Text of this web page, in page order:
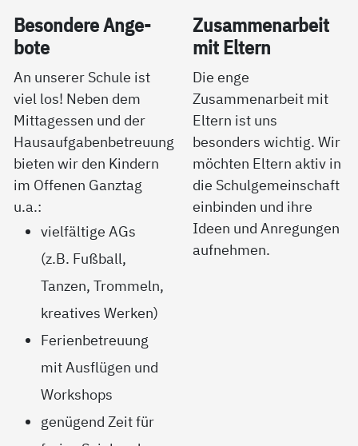
Be­son­de­re An­ge­
bo­te
An unserer Schule ist
viel los! Neben dem
Mittagessen und der
Hausaufgabenbetreuung
bieten wir den Kindern
im Offenen Ganztag
u.a.:
vielfältige AGs
(z.B. Fußball,
Tanzen, Trommeln,
kreatives Werken)
Ferienbetreuung
mit Ausflügen und
Workshops
genügend Zeit für
Zu­sam­men­ar­beit
mit El­tern
Die enge
Zusammenarbeit mit
Eltern ist uns
besonders wichtig. Wir
möchten Eltern aktiv in
die Schulgemeinschaft
einbinden und ihre
Ideen und Anregungen
aufnehmen.